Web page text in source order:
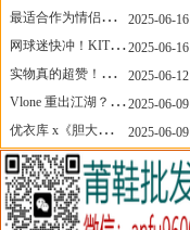
最适合作为情侣鞋的New Balance 1906 Loafer出现了！
2025-06-16
网球迷快冲！KITH x Wilson 限量球拍太会设计了
2025-06-16
实物真的超赞！NB 新款 2010 新配色
2025-06-12
Vlone 重出江湖？突然又要联名，谁能想到！
2025-06-09
优衣库 x《胆大党》新品公布，第二季联动周边来了！
2025-06-09